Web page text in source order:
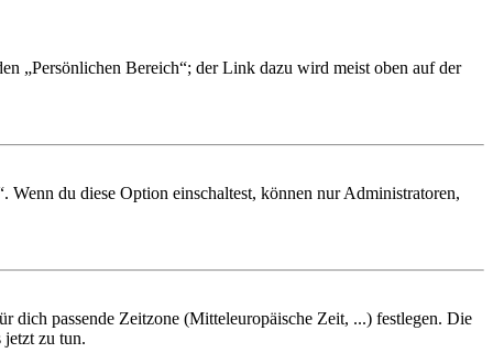
„Persönlichen Bereich“; der Link dazu wird meist oben auf der
du diese Option einschaltest, können nur Administratoren,
dich passende Zeitzone (Mitteleuropäische Zeit, ...) festlegen. Die
jetzt zu tun.